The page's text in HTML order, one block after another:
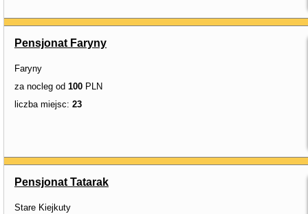
Pensjonat Faryny
Faryny
za nocleg od 100 PLN
liczba miejsc: 23
Pensjonat Tatarak
Stare Kiejkuty